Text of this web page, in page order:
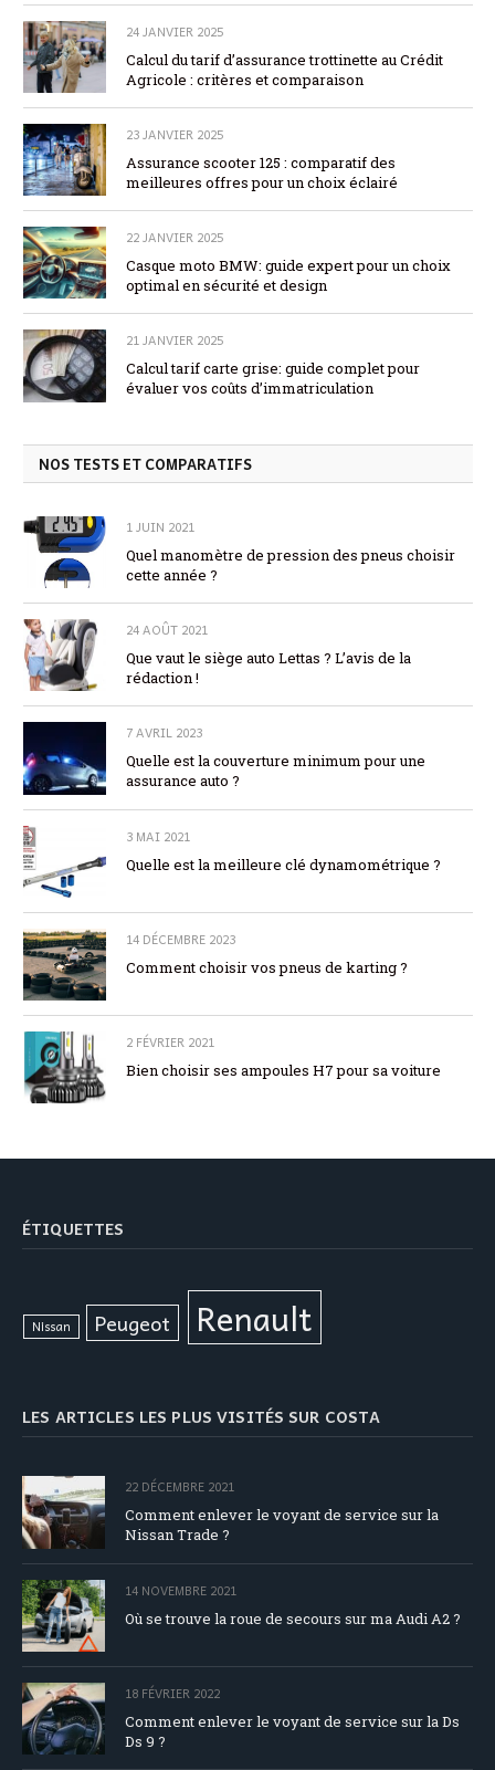
24 JANVIER 2025
Calcul du tarif d’assurance trottinette au Crédit
Agricole : critères et comparaison
23 JANVIER 2025
Assurance scooter 125 : comparatif des
meilleures offres pour un choix éclairé
22 JANVIER 2025
Casque moto BMW: guide expert pour un choix
optimal en sécurité et design
21 JANVIER 2025
Calcul tarif carte grise: guide complet pour
évaluer vos coûts d’immatriculation
NOS TESTS ET COMPARATIFS
1 JUIN 2021
Quel manomètre de pression des pneus choisir
cette année ?
24 AOÛT 2021
Que vaut le siège auto Lettas ? L’avis de la
rédaction !
7 AVRIL 2023
Quelle est la couverture minimum pour une
assurance auto ?
3 MAI 2021
Quelle est la meilleure clé dynamométrique ?
14 DÉCEMBRE 2023
Comment choisir vos pneus de karting ?
2 FÉVRIER 2021
Bien choisir ses ampoules H7 pour sa voiture
ÉTIQUETTES
Nissan Peugeot Renault
LES ARTICLES LES PLUS VISITÉS SUR COSTA
22 DÉCEMBRE 2021
Comment enlever le voyant de service sur la
Nissan Trade ?
14 NOVEMBRE 2021
Où se trouve la roue de secours sur ma Audi A2 ?
18 FÉVRIER 2022
Comment enlever le voyant de service sur la Ds
Ds 9 ?